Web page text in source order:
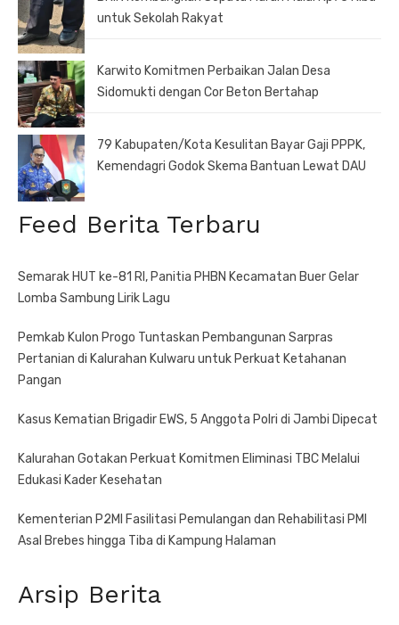
untuk Sekolah Rakyat
Karwito Komitmen Perbaikan Jalan Desa
Sidomukti dengan Cor Beton Bertahap
79 Kabupaten/Kota Kesulitan Bayar Gaji PPPK,
Kemendagri Godok Skema Bantuan Lewat DAU
Feed Berita Terbaru
Semarak HUT ke-81 RI, Panitia PHBN Kecamatan Buer Gelar
Lomba Sambung Lirik Lagu
Pemkab Kulon Progo Tuntaskan Pembangunan Sarpras
Pertanian di Kalurahan Kulwaru untuk Perkuat Ketahanan
Pangan
Kasus Kematian Brigadir EWS, 5 Anggota Polri di Jambi Dipecat
Kalurahan Gotakan Perkuat Komitmen Eliminasi TBC Melalui
Edukasi Kader Kesehatan
Kementerian P2MI Fasilitasi Pemulangan dan Rehabilitasi PMI
Asal Brebes hingga Tiba di Kampung Halaman
Arsip Berita